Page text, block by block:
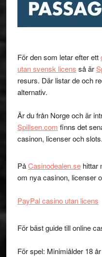
För den som letar efter ett
utan svensk licens så är
resurs. Där listar de och
alternativ.
Är du från Norge och är
Spillsen.com finns det
casinon, licenser och slots.
PåCasinodealen.sehittar
om nya casinon, licenser
PayPal casino utan licens
För bäst guide till online
För spel: Minimiålder 18